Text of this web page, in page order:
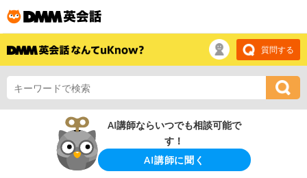
質問する
AI講師ならいつでも相談可能で
す！
AI講師に聞く